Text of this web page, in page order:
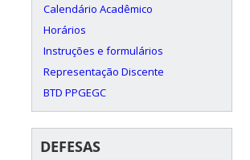
Calendário Acadêmico
Horários
Instruções e formulários
Representação Discente
BTD PPGEGC
DEFESAS